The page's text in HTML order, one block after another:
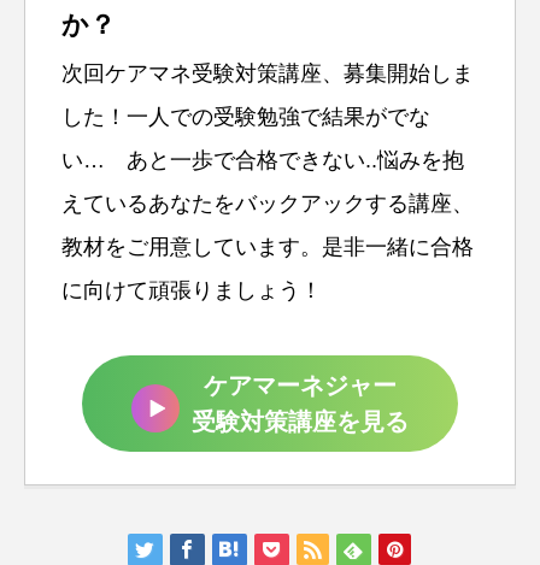
か？
次回ケアマネ受験対策講座、募集開始しま
した！一人での受験勉強で結果がでな
い… あと一歩で合格できない..悩みを抱
えているあなたをバックアックする講座、
教材をご用意しています。是非一緒に合格
に向けて頑張りましょう！
ケアマーネジャー
受験対策講座を見る